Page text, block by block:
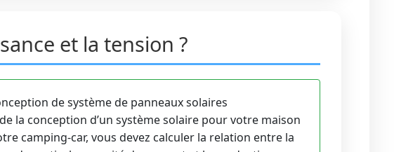
et la tension ?
de système de panneaux solaires
la conception d’un système solaire pour votre maison
camping-car, vous devez calculer la relation entre la